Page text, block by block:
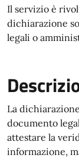
Il servizio è
dichiarazione
legali o
La
documento
attestare la
informazione,